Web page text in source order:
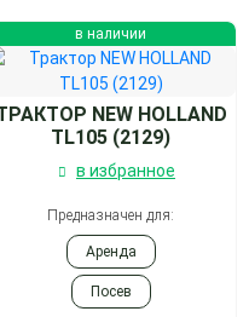
в наличии
NEW HOLLAND
TL105 (2129)
в избранное
Предназначен для:
Аренда
Посев